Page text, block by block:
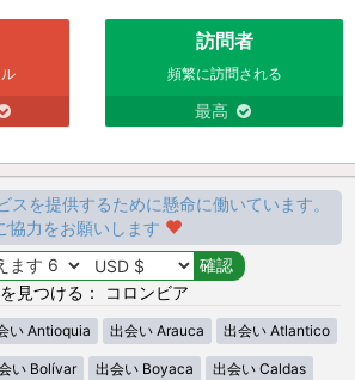
訪問者
頻繁に訪問される
最高
スを提供するために懸命に働いています。
協力をお願いします
見つける： コロンビア
い Antioquia 出会い Arauca 出会い Atlantico
い Bolívar 出会い Boyaca 出会い Caldas